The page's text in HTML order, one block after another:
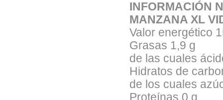
INFORMACIÓN
MANZANA XL
Valor energético
Grasas 1,9 g
de las cuales
Hidratos de
de los cuales
Proteínas 0 g